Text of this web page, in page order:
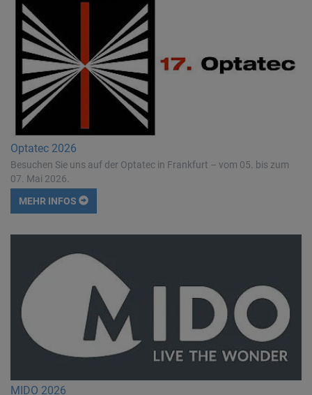
Optatec 2026
Besuchen Sie uns auf der Optatec in Frankfurt – vom 05. bis zum
07. Mai 2026.
MEHR INFOS
MIDO 2026